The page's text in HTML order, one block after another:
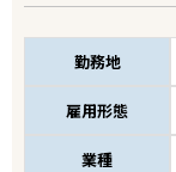
勤務地
雇用形態
業種